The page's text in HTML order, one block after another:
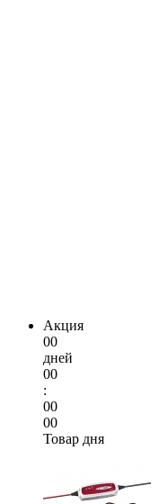
Акция
00
дней
00
:
00
00
Товар дня